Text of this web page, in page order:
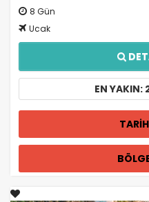
8 Gün
Ucak
EN YAKIN: